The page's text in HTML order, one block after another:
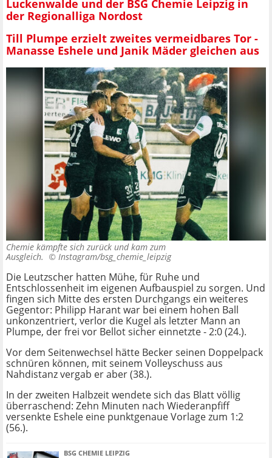
Luckenwalde und der BSG Chemie Leipzig in
der Regionalliga Nordost
Till Plumpe erzielt zweites vermeidbares Tor -
Manasse Eshele und Janik Mäder gleichen aus
Chemie kämpfte sich zurück und kam zum
Ausgleich. © Instagram/bsg_chemie_leipzig
Die Leutzscher hatten Mühe, für Ruhe und
Entschlossenheit im eigenen Aufbauspiel zu sorgen. Und
fingen sich Mitte des ersten Durchgangs ein weiteres
Gegentor: Philipp Harant war bei einem hohen Ball
unkonzentriert, verlor die Kugel als letzter Mann an
Plumpe, der frei vor Bellot sicher einnetzte - 2:0 (24.).
Vor dem Seitenwechsel hätte Becker seinen Doppelpack
schnüren können, mit seinem Volleyschuss aus
Nahdistanz vergab er aber (38.).
In der zweiten Halbzeit wendete sich das Blatt völlig
überraschend: Zehn Minuten nach Wiederanpfiff
versenkte Eshele eine punktgenaue Vorlage zum 1:2
(56.).
BSG CHEMIE LEIPZIG